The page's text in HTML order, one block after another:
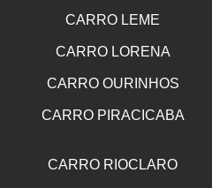
CARRO LEME
CARRO LORENA
CARRO OURINHOS
CARRO PIRACICABA
CARRO RIOCLARO